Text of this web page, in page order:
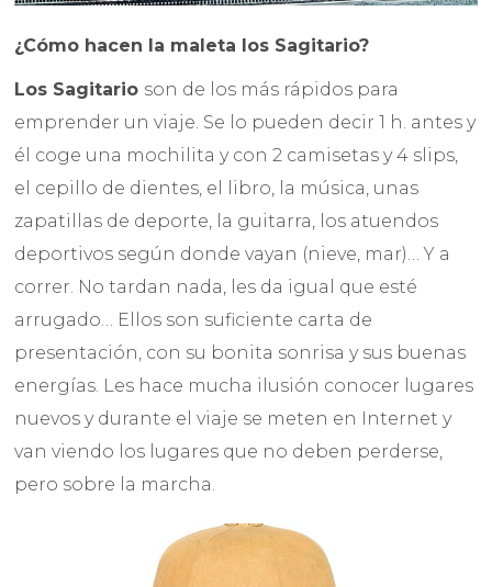
¿Cómo hacen la maleta los Sagitario?
Los Sagitario son de los más rápidos para
emprender un viaje. Se lo pueden decir 1 h. antes y
él coge una mochilita y con 2 camisetas y 4 slips,
el cepillo de dientes, el libro, la música, unas
zapatillas de deporte, la guitarra, los atuendos
deportivos según donde vayan (nieve, mar)… Y a
correr. No tardan nada, les da igual que esté
arrugado… Ellos son suficiente carta de
presentación, con su bonita sonrisa y sus buenas
energías. Les hace mucha ilusión conocer lugares
nuevos y durante el viaje se meten en Internet y
van viendo los lugares que no deben perderse,
pero sobre la marcha.